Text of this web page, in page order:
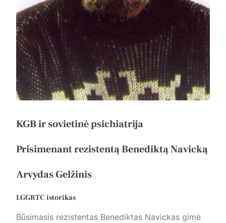
KGB ir sovietinė psichiatrija
Prisimenant rezistentą Benediktą Navicką
Arvydas Gelžinis
LGGRTC istorikas
Būsimasis rezistentas Benediktas Navickas gimė